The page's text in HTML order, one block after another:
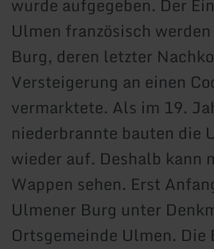
Ulmen französisch
Burg, deren letzter
Versteigerung an einen
vermarktete. Als im 19.
niederbrannte bauten die
wieder auf. Deshalb kann
Wappen sehen. Erst
Ulmener Burg unter
Ortsgemeinde Ulmen.